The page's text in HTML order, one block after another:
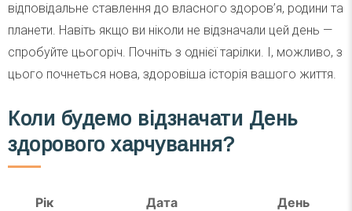
відповідальне ставлення до власного здоров’я, родини та
планети. Навіть якщо ви ніколи не відзначали цей день —
спробуйте цьогоріч. Почніть з однієї тарілки. І, можливо, з
цього почнеться нова, здоровіша історія вашого життя.
Коли будемо відзначати День
здорового харчування?
Рік Дата
День